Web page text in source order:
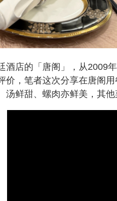
酒店的「唐阁」，从2009
价，笔者这次分享在唐阁
汤鲜甜、螺肉亦鲜美，其